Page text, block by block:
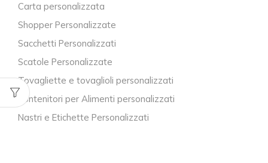
Carta personalizzata
Shopper Personalizzate
Sacchetti Personalizzati
Scatole Personalizzate
Tovagliette e tovaglioli personalizzati
Contenitori per Alimenti personalizzati
Nastri e Etichette Personalizzati